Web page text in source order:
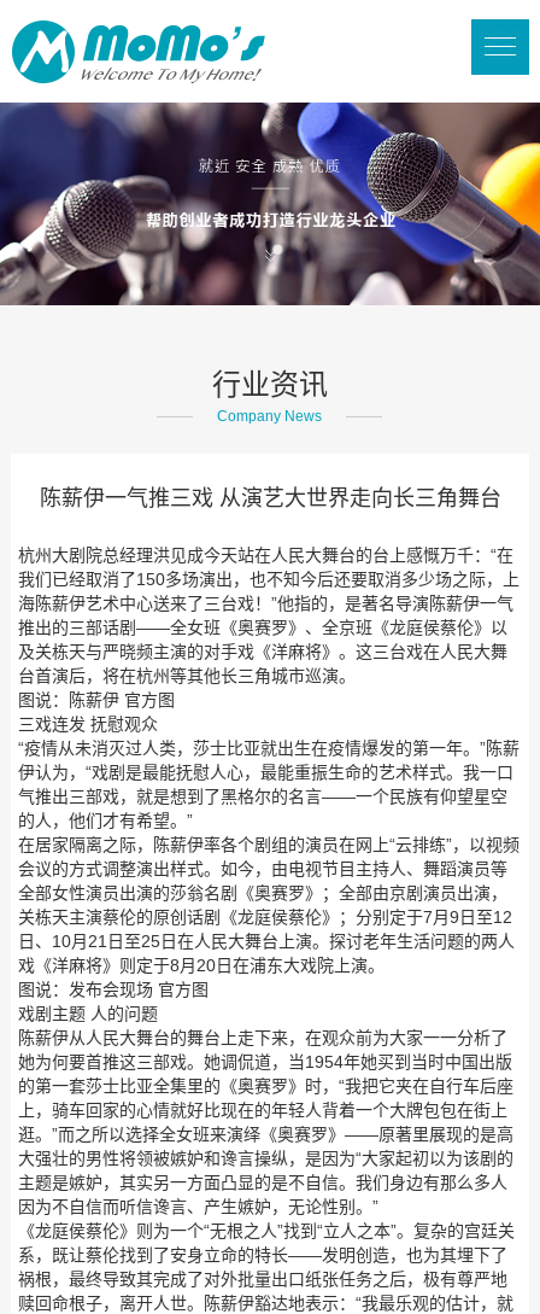
行业资讯
Company News
陈薪伊一气推三戏 从演艺大世界走向长三角舞台
杭州大剧院总经理洪见成今天站在人民大舞台的台上感慨万千：“在
我们已经取消了150多场演出，也不知今后还要取消多少场之际，上
海陈薪伊艺术中心送来了三台戏！”他指的，是著名导演陈薪伊一气
推出的三部话剧——全女班《奥赛罗》、全京班《龙庭侯蔡伦》以
及关栋天与严晓频主演的对手戏《洋麻将》。这三台戏在人民大舞
台首演后，将在杭州等其他长三角城市巡演。
图说：陈薪伊 官方图
三戏连发 抚慰观众
“疫情从未消灭过人类，莎士比亚就出生在疫情爆发的第一年。”陈薪
伊认为，“戏剧是最能抚慰人心，最能重振生命的艺术样式。我一口
气推出三部戏，就是想到了黑格尔的名言——一个民族有仰望星空
的人，他们才有希望。”
在居家隔离之际，陈薪伊率各个剧组的演员在网上“云排练”，以视频
会议的方式调整演出样式。如今，由电视节目主持人、舞蹈演员等
全部女性演员出演的莎翁名剧《奥赛罗》；全部由京剧演员出演，
关栋天主演蔡伦的原创话剧《龙庭侯蔡伦》；分别定于7月9日至12
日、10月21日至25日在人民大舞台上演。探讨老年生活问题的两人
戏《洋麻将》则定于8月20日在浦东大戏院上演。
图说：发布会现场 官方图
戏剧主题 人的问题
陈薪伊从人民大舞台的舞台上走下来，在观众前为大家一一分析了
她为何要首推这三部戏。她调侃道，当1954年她买到当时中国出版
的第一套莎士比亚全集里的《奥赛罗》时，“我把它夹在自行车后座
上，骑车回家的心情就好比现在的年轻人背着一个大牌包包在街上
逛。”而之所以选择全女班来演绎《奥赛罗》——原著里展现的是高
大强壮的男性将领被嫉妒和谗言操纵，是因为“大家起初以为该剧的
主题是嫉妒，其实另一方面凸显的是不自信。我们身边有那么多人
因为不自信而听信谗言、产生嫉妒，无论性别。”
《龙庭侯蔡伦》则为一个“无根之人”找到“立人之本”。复杂的宫廷关
系，既让蔡伦找到了安身立命的特长——发明创造，也为其埋下了
祸根，最终导致其完成了对外批量出口纸张任务之后，极有尊严地
赎回命根子，离开人世。陈薪伊豁达地表示：“我最乐观的估计，就